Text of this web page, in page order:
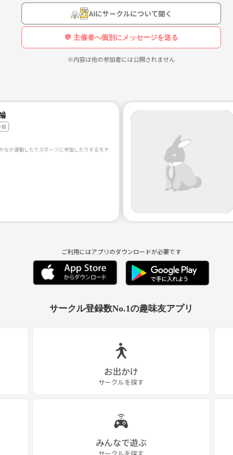
AIにサークルについて聞く
💬 主催者へ個別にメッセージを送る
※内容は他の参加者には公開されません
般
なか運動したりスポーツに参加したりするモチベーションが湧きづらい中、 同じ志を持った人達を
ご利用にはアプリのダウンロードが必要です
サークル登録数No.1の趣味友アプリ
お出かけ
サークルを探す
みんなで遊ぶ
サークルを探す